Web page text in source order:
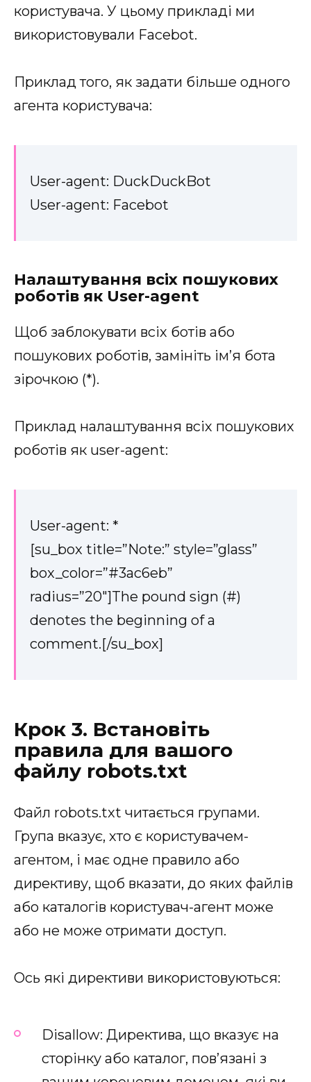
користувача. У цьому прикладі ми
використовували Facebot.
Приклад того, як задати більше одного
агента користувача:
User-agent: DuckDuckBot
User-agent: Facebot
Налаштування всіх пошукових
роботів як User-agent
Щоб заблокувати всіх ботів або
пошукових роботів, замініть ім’я бота
зірочкою (*).
Приклад налаштування всіх пошукових
роботів як user-agent:
User-agent: *
[su_box title=”Note:” style=”glass”
box_color=”#3ac6eb”
radius=”20″]The pound sign (#)
denotes the beginning of a
comment.[/su_box]
Крок 3. Встановіть
правила для вашого
файлу robots.txt
Файл robots.txt читається групами.
Група вказує, хто є користувачем-
агентом, і має одне правило або
директиву, щоб вказати, до яких файлів
або каталогів користувач-агент може
або не може отримати доступ.
Ось які директиви використовуються:
Disallow: Директива, що вказує на
сторінку або каталог, пов’язані з